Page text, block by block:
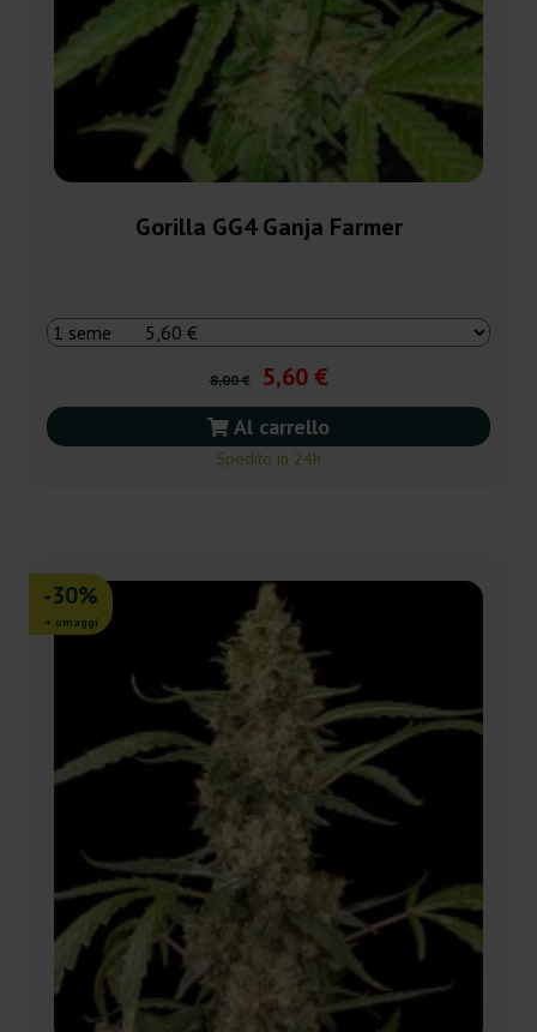
Gorilla GG4 Ganja Farmer
8,00 € 5,60 €
Al carrello
Spedito in 24h
-30%
+ omaggi